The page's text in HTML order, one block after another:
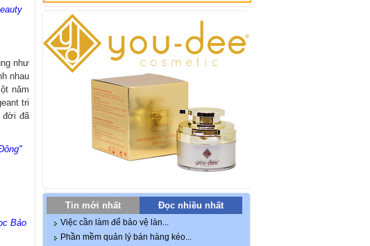
như
nhau
năm
tri
đời đã
Bảo
Tin mới nhất Đọc nhiều nhất
Việc cần làm để bảo vệ làn...
Phần mềm quản lý bán hàng kéo...